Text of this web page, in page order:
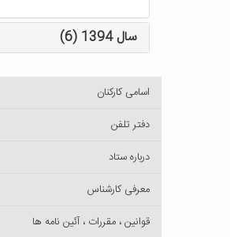
سال 1394 (6)
اسامی کارکنان
دفتر تلفن
درباره ستاد
معرفی کارشناس
قوانین ، مقررات ، آئین نامه ها